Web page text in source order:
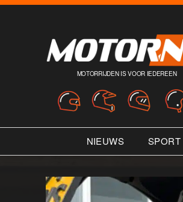
MOTORRIJDEN IS VOOR IEDEREEN
NIEUWS SPORT